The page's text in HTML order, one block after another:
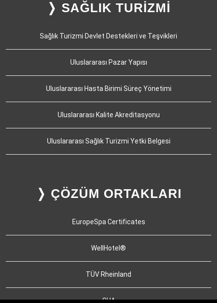
❭ SAĞLIK TURİZMİ
Sağlık Turizmi Devlet Destekleri ve Teşvikleri
Uluslararası Pazar Yapısı
Uluslararası Hasta Birimi Süreç Yönetimi
Uluslararası Kalite Akreditasyonu
Uluslararası Sağlık Turizmi Yetki Belgesi
❭ ÇÖZÜM ORTAKLARI
EuropeSpa Certificates
WellHotel®
TÜV Rheinland
GHA